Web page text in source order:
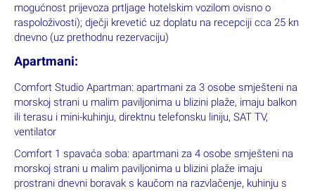
morskom vodom za djecu i odrasle, pool bar (08.00-23.00 sati),
ležaljke na bazenu, wi-fi (besplatno), parkiralište (besplatno,
iznad naselja; u naselju je zabranjeno prometovanje vozila –
raspoloživosti); dječji krevetić uz doplatu na recepciji cca 25 kn
dnevno (uz prethodnu rezervaciju)
Apartmani:
Comfort Studio Apartman: apartmani za 3 osobe smješteni na
morskoj strani u malim paviljonima u blizini plaže, imaju balkon
ili terasu i mini-kuhinju, direktnu telefonsku liniju, SAT TV,
ventilator